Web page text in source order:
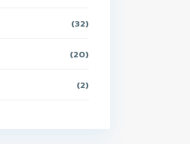
(32)
(20)
(2)